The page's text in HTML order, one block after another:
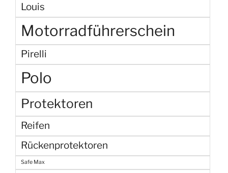
Louis
Motorradführerschein
Pirelli
Polo
Protektoren
Reifen
Rückenprotektoren
Safe Max